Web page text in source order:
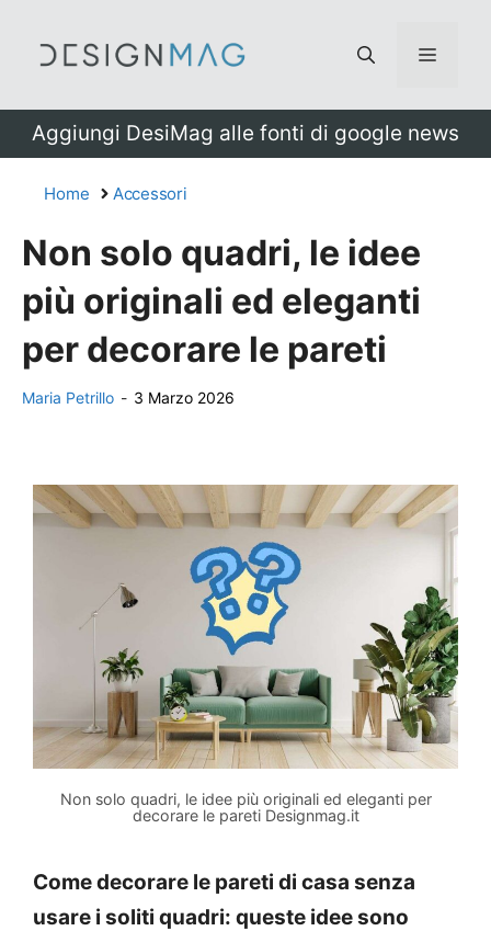
Menu
Aggiungi DesiMag alle fonti di google news
Home Accessori
Non solo quadri, le idee
più originali ed eleganti
per decorare le pareti
Maria Petrillo - 3 Marzo 2026
Non solo quadri, le idee più originali ed eleganti per
decorare le pareti Designmag.it
Come decorare le pareti di casa senza
usare i soliti quadri: queste idee sono